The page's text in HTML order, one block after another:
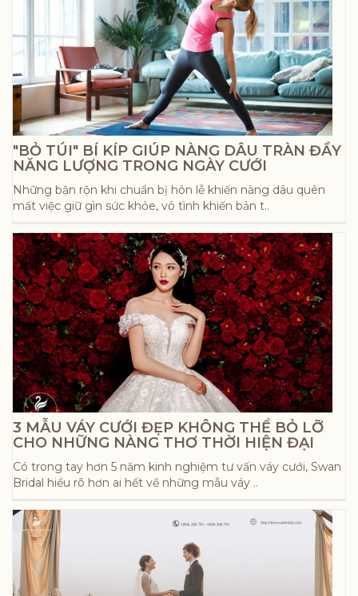
"BỎ TÚI" BÍ KÍP GIÚP NÀNG DÂU TRÀN ĐẦY
NĂNG LƯỢNG TRONG NGÀY CƯỚI
Những bận rộn khi chuẩn bị hôn lễ khiến nàng dâu quên
mất việc giữ gìn sức khỏe, vô tình khiến bản t..
3 MẪU VÁY CƯỚI ĐẸP KHÔNG THỂ BỎ LỠ
CHO NHỮNG NÀNG THƠ THỜI HIỆN ĐẠI
Có trong tay hơn 5 năm kinh nghiệm tư vấn váy cưới, Swan
Bridal hiểu rõ hơn ai hết về những mẫu váy ..